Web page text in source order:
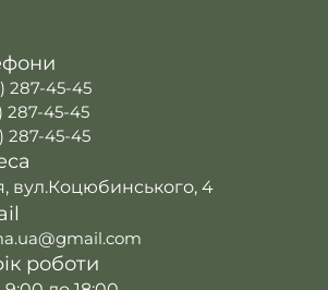
287-45-45
287-45-45
287-45-45
вул.Коцюбинського, 4
роботи